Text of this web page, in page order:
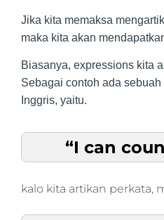
Jika kita memaksa
maka kita akan
Biasanya, expressions kita
Sebagai contoh ada
Inggris, yaitu.
“I can
kalo kita artikan perkata,